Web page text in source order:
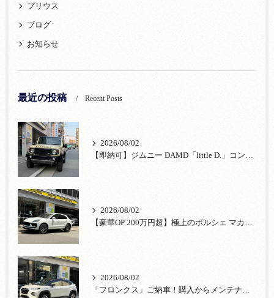
プリウス
ブログ
お知らせ
最近の投稿 Recent Posts
2026/08/02
【即納可】ジムニー DAMD「little D.」コンプリート！登録済未使用車あり
2026/08/02
【豪華OP 200万円超】極上のポルシェ マカンが入荷！注目のオプション装備
2026/08/02
「フロンクス」ご納車！購入からメンテナンス・リコールまで！宮口自動車